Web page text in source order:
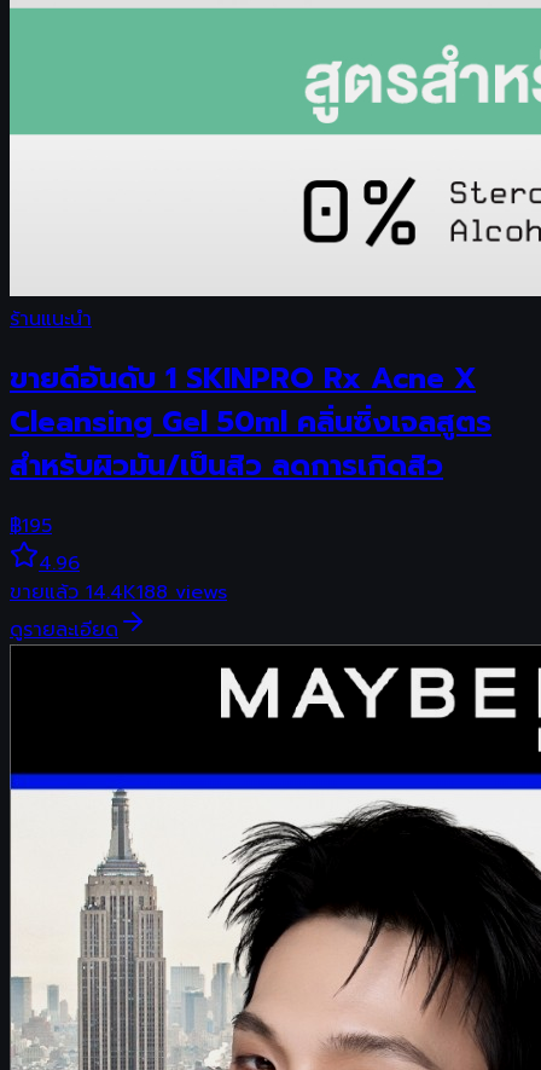
ร้านแนะนำ
ขายดีอันดับ 1 SKINPRO Rx Acne X
Cleansing Gel 50ml คลิ่นซิ่งเจลสูตร
สำหรับผิวมัน/เป็นสิว ลดการเกิดสิว
฿195
4.96
ขายแล้ว14.4K188views
ดูรายละเอียด